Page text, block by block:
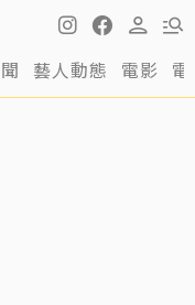
藝人動態 電影